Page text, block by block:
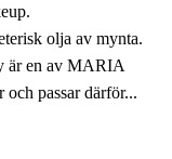
olja av mynta.
är en av MARIA
passar därför...